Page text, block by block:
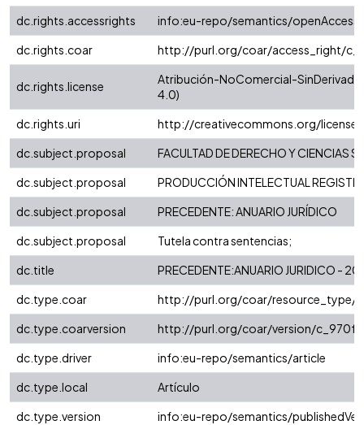
dc.rights.accessrights
info:eu-repo/semantics/openAccess
dc.rights.coar
http://purl.org/coar/access_right/
dc.rights.license
Atribución-NoComercial-
4.0)
dc.rights.uri
http://creativecommons.org/
dc.subject.proposal
FACULTAD DE DERECHO Y CIENCIAS
dc.subject.proposal
PRODUCCIÓN INTELECTUAL
dc.subject.proposal
PRECEDENTE: ANUARIO JURÍDICO
dc.subject.proposal
Tutela contra sentencias;
dc.title
PRECEDENTE:ANUARIO JURIDICO -
dc.type.coar
http://purl.org/coar/resource_type/
dc.type.coarversion
http://purl.org/coar/version/
dc.type.driver
info:eu-repo/semantics/article
dc.type.local
Artículo
dc.type.version
info:eu-repo/semantics/